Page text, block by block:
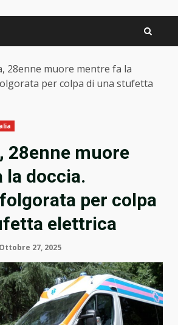
28enne muore mentre fa la
per colpa di una stufetta
28enne muore
la doccia.
per colpa
elettrica
Ottobre 27, 2025